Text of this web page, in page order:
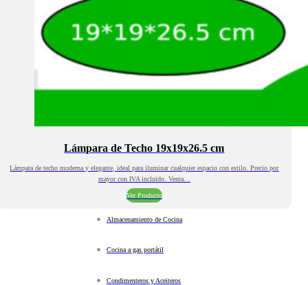
Lámpara de Techo 19x19x26.5 cm
Lámpara de techo moderna y elegante, ideal para iluminar cualquier espacio con estilo. Precio por
mayor con IVA incluido. Venta…
Ver Producto
Almacenamiento de Cocina
Cocina a gas portátil
Condimenteros y Aceiteros